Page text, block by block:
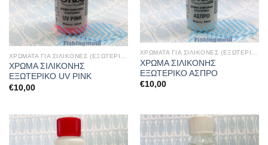
ΧΡΩΜΑ ΣΙΛΙΚΟΝΗΣ
ΕΞΩΤΕΡΙΚΟ UV PINK
€10,00
ΧΡΩΜΑ ΣΙΛΙΚΟΝΗΣ
ΕΞΩΤΕΡΙΚΟ ΑΣΠΡΟ
€10,00